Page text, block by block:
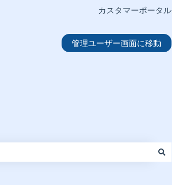
カスタマーポータル
管理ユーザー画面に移動